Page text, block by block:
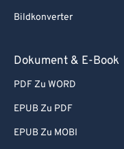
Bildkonverter
Dokument & E-Book
PDF Zu WORD
EPUB Zu PDF
EPUB Zu MOBI